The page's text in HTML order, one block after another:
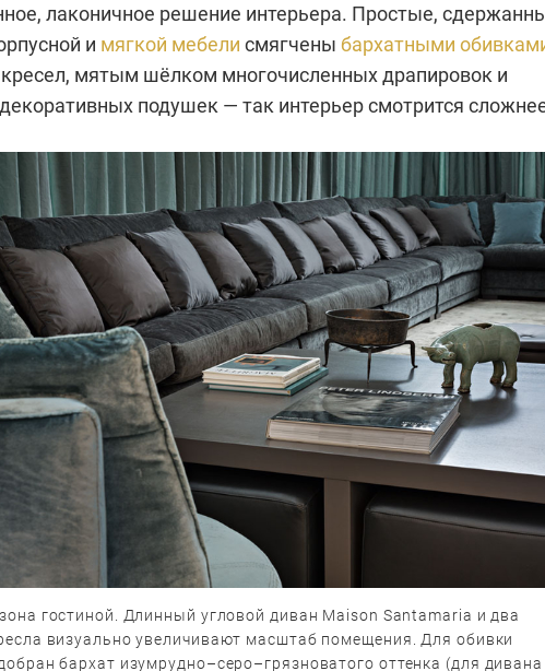
лаконичное решение интерьера. Простые,
и мягкой мебели смягчены бархатными
мятым шёлком многочисленных драпировок и
подушек — так интерьер смотрится
гостиной. Длинный угловой диван Maison Santamaria и два
визуально увеличивают масштаб помещения. Для обивки
бархат изум­рудно–серо–грязноватого оттенка (для дивана